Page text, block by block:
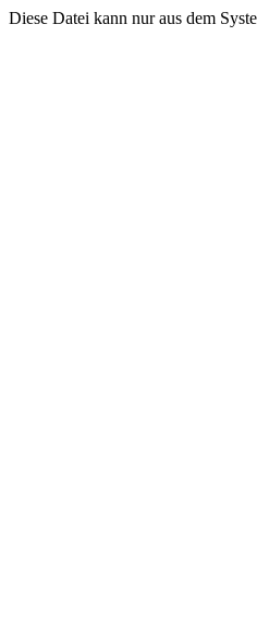
Diese Datei kann nur aus dem